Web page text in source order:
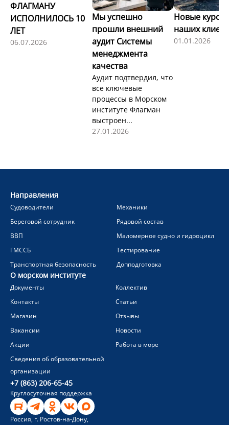
ФЛАГМАНУ
ИСПОЛНИЛОСЬ 10
ЛЕТ
06.07.2026
Мы успешно
прошли внешний
аудит Системы
менеджмента
качества
Аудит подтвердил, что
все ключевые
процессы в Морском
институте Флагман
выстроен...
27.01.2026
Новые курсы
наших
01.01.2026
Направления
Судоводители
Механики
Береговой сотрудник
Рядовой состав
ВВП
Маломерное судно и гидроцикл
ГМССБ
Тестирование
Транспортная безопасность
Допподготовка
О морском институте
Документы
Коллектив
Контакты
Статьи
Магазин
Отзывы
Вакансии
Новости
Акции
Работа в море
Сведения об образовательной
организации
+7 (863) 206-65-45
Круглосуточная поддержка
Россия, г. Ростов-на-Дону,